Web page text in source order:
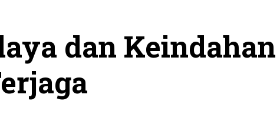
dan Keindahan